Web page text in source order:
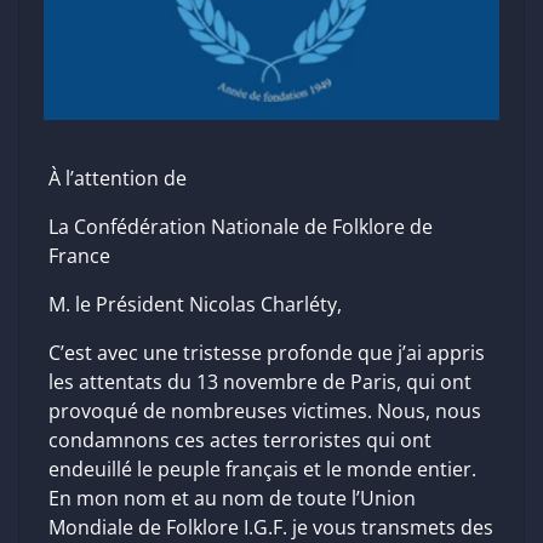
À l’attention de
La Confédération Nationale de Folklore de
France
M. le Président Nicolas Charléty,
C’est avec une tristesse profonde que j’ai appris
les attentats du 13 novembre de Paris, qui ont
provoqué de nombreuses victimes. Nous, nous
condamnons ces actes terroristes qui ont
endeuillé le peuple français et le monde entier.
En mon nom et au nom de toute l’Union
Mondiale de Folklore I.G.F. je vous transmets des